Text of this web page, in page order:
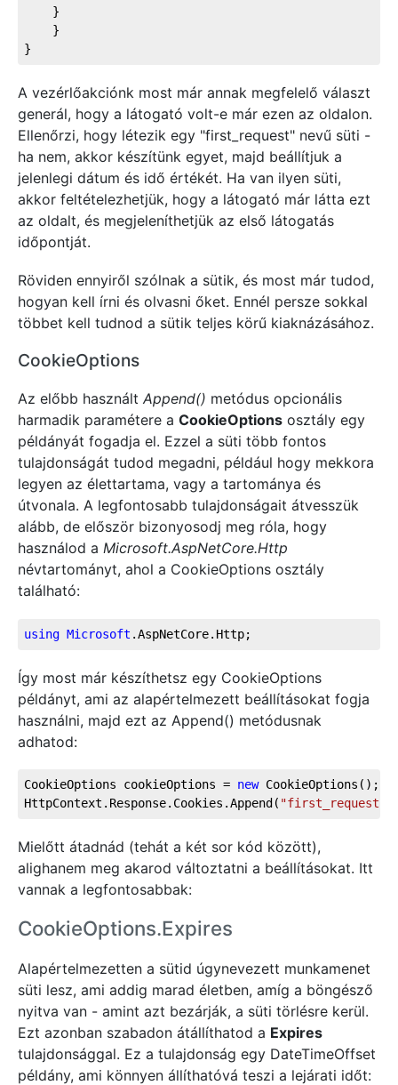
    }
}
}
A vezérlőakciónk most már annak megfelelő választ
generál, hogy a látogató volt-e már ezen az oldalon.
Ellenőrzi, hogy létezik egy "first_request" nevű süti -
ha nem, akkor készítünk egyet, majd beállítjuk a
jelenlegi dátum és idő értékét. Ha van ilyen süti,
akkor feltételezhetjük, hogy a látogató már látta ezt
az oldalt, és megjeleníthetjük az első látogatás
időpontját.
Röviden ennyiről szólnak a sütik, és most már tudod,
hogyan kell írni és olvasni őket. Ennél persze sokkal
többet kell tudnod a sütik teljes körű kiaknázásához.
CookieOptions
Az előbb használt Append() metódus opcionális
harmadik paramétere a CookieOptions osztály egy
példányát fogadja el. Ezzel a süti több fontos
tulajdonságát tudod megadni, például hogy mekkora
legyen az élettartama, vagy a tartománya és
útvonala. A legfontosabb tulajdonságait átvesszük
alább, de először bizonyosodj meg róla, hogy
használod a Microsoft.AspNetCore.Http
névtartományt, ahol a CookieOptions osztály
található:
using Microsoft .AspNetCore.Http;
Így most már készíthetsz egy CookieOptions
példányt, ami az alapértelmezett beállításokat fogja
használni, majd ezt az Append() metódusnak
adhatod:
CookieOptions cookieOptions = new
HttpContext.Response.Cookies.Append( "first_request"
Mielőtt átadnád (tehát a két sor kód között),
alighanem meg akarod változtatni a beállításokat. Itt
vannak a legfontosabbak:
CookieOptions.Expires
Alapértelmezetten a sütid úgynevezett munkamenet
süti lesz, ami addig marad életben, amíg a böngésző
nyitva van - amint azt bezárják, a süti törlésre kerül.
Ezt azonban szabadon átállíthatod a Expires
tulajdonsággal. Ez a tulajdonság egy DateTimeOffset
példány, ami könnyen állíthatóvá teszi a lejárati időt: